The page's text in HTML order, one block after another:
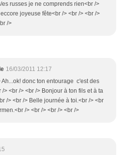
russes je ne comprends rien<br />
joyeuse fête<br /> <br /> <br />
/>
16/03/2011 12:17
Ah...ok! donc ton entourage c'est des
/> <br /> <br /> Bonjour à ton fils et à ta
/> <br /> Belle journée à toi.<br /> <br
/> <br /> <br /> <br />